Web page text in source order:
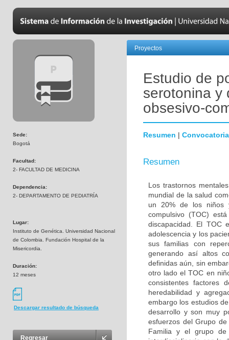
Sede:
Bogotá
Facultad:
2- FACULTAD DE MEDICINA
Dependencia:
2- DEPARTAMENTO DE PEDIATRÍA
Lugar:
Instituto de Genética. Universidad Nacional
de Colombia. Fundación Hospital de la
Misericordia.
Duración:
12 meses
Descargar resultado de búsqueda
Regresar
Proyectos
Estudio de
serotonina y
obsesivo-
Resumen | Convocatoria
Resumen
Los trastornos
mundial de la salud
un 20% de los niños
compulsivo (TOC)
discapacidad. El TOC
adolescencia y los
sus familias con
generando así altos
definidas aún, sin
otro lado el TOC en
consistentes factores
heredabilidad y
embargo los estudios
desarrollo y son muy
esfuerzos del Grupo
Familia y el grupo de